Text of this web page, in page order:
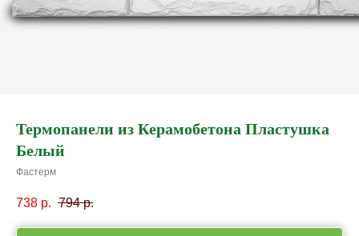
Термопанели из Керамобетона Пластушка
Белый
Фастерм
738 р. 794 р.